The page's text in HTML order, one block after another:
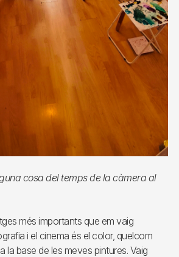
cosa del temps de la càmera al
més importants que em vaig
i el cinema és el color, quelcom
la base de les meves pintures. Vaig